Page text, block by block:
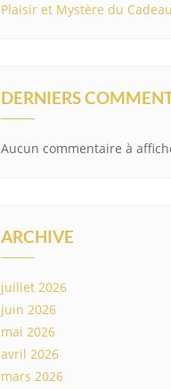
Plaisir et Mystère du
DERNIERS
Aucun commentaire à
ARCHIVE
juillet 2026
juin 2026
mai 2026
avril 2026
mars 2026